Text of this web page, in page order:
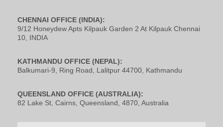
CHENNAI OFFICE (INDIA):
9/12 Honeydew Apts Kilpauk Garden 2 At Kilpauk Chennai
10, INDIA
KATHMANDU OFFICE (NEPAL):
Balkumari-9, Ring Road, Lalitpur 44700, Kathmandu
QUEENSLAND OFFICE (AUSTRALIA):
82 Lake St, Cairns, Queensland, 4870, Australia